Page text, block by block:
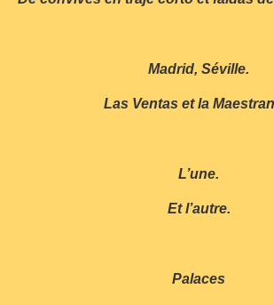
Madrid, Séville.
Las Ventas et la
L’une.
Et l’autre.
Palaces